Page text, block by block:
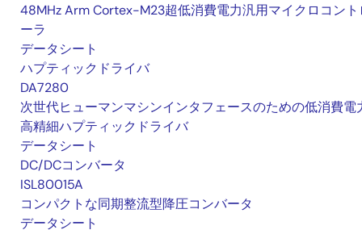
48MHz Arm Cortex-M23超低消費電力汎用マイクロコント
ーラ
データシート
ハプティックドライバ
DA7280
次世代ヒューマンマシンインタフェースのための低消費電
高精細ハプティックドライバ
データシート
DC/DCコンバータ
ISL80015A
コンパクトな同期整流型降圧コンバータ
データシート